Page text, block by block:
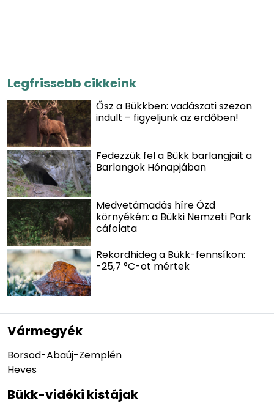
Legfrissebb cikkeink
Ősz a Bükkben: vadászati szezon
indult – figyeljünk az erdőben!
Fedezzük fel a Bükk barlangjait a
Barlangok Hónapjában
Medvetámadás híre Ózd
környékén: a Bükki Nemzeti Park
cáfolata
Rekordhideg a Bükk-fennsíkon:
-25,7 °C-ot mértek
Vármegyék
Borsod-Abaúj-Zemplén
Heves
Bükk-vidéki kistájak